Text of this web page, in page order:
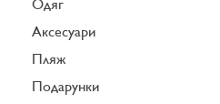
Одяг
Аксесуари
Пляж
Подарунки